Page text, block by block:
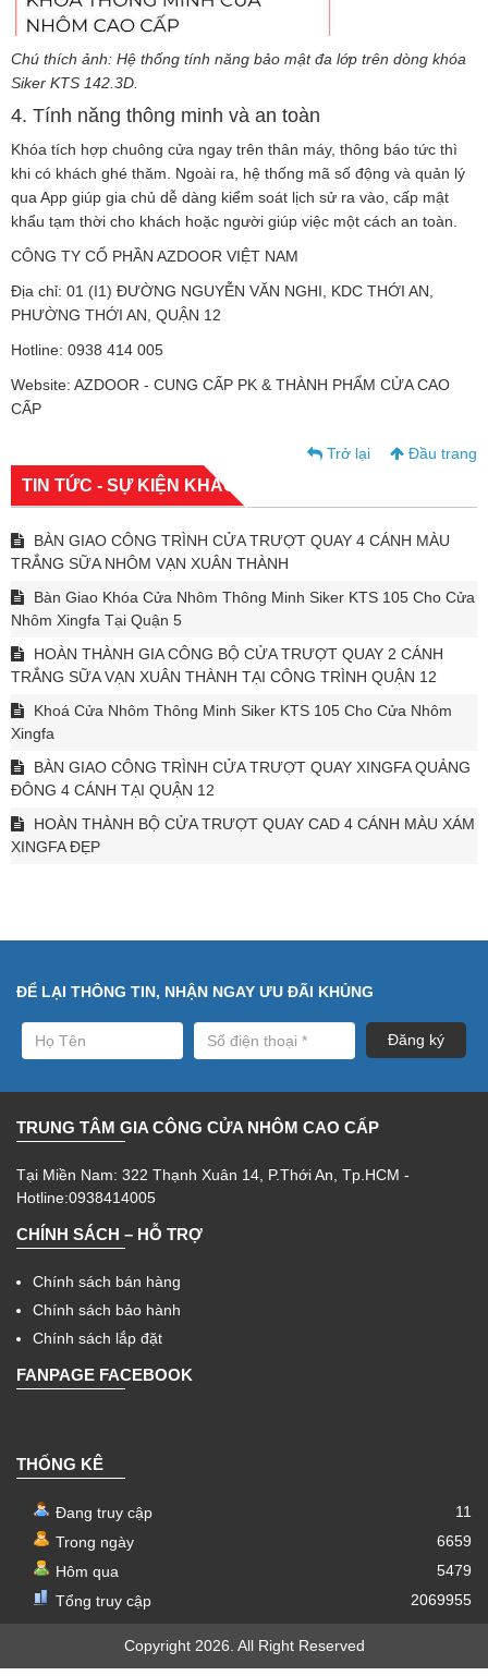
Chú thích ảnh: Hệ thống tính năng bảo mật đa lớp trên dòng khóa
Siker KTS 142.3D.
4. Tính năng thông minh và an toàn
Khóa tích hợp chuông cửa ngay trên thân máy, thông báo tức thì
khi có khách ghé thăm. Ngoài ra, hệ thống mã số động và quản lý
qua App giúp gia chủ dễ dàng kiểm soát lịch sử ra vào, cấp mật
khẩu tạm thời cho khách hoặc người giúp việc một cách an toàn.
CÔNG TY CỔ PHẦN AZDOOR VIỆT NAM
Địa chỉ: 01 (I1) ĐƯỜNG NGUYỄN VĂN NGHI, KDC THỚI AN,
PHƯỜNG THỚI AN, QUẬN 12
Hotline: 0938 414 005
Website: AZDOOR - CUNG CẤP PK & THÀNH PHẨM CỬA CAO
CẤP
Trở lại Đầu trang
TIN TỨC - SỰ KIỆN KHÁC
BÀN GIAO CÔNG TRÌNH CỬA TRƯỢT QUAY 4 CÁNH MÀU
TRẮNG SỮA NHÔM VẠN XUÂN THÀNH
Bàn Giao Khóa Cửa Nhôm Thông Minh Siker KTS 105 Cho Cửa
Nhôm Xingfa Tại Quận 5
HOÀN THÀNH GIA CÔNG BỘ CỬA TRƯỢT QUAY 2 CÁNH
TRẮNG SỮA VẠN XUÂN THÀNH TẠI CÔNG TRÌNH QUẬN 12
Khoá Cửa Nhôm Thông Minh Siker KTS 105 Cho Cửa Nhôm
Xingfa
BÀN GIAO CÔNG TRÌNH CỬA TRƯỢT QUAY XINGFA QUẢNG
ĐÔNG 4 CÁNH TẠI QUẬN 12
HOÀN THÀNH BỘ CỬA TRƯỢT QUAY CAD 4 CÁNH MÀU XÁM
XINGFA ĐẸP
ĐỂ LẠI THÔNG TIN, NHẬN NGAY ƯU ĐÃI KHỦNG
TRUNG TÂM GIA CÔNG CỬA NHÔM CAO CẤP
Tại Miền Nam: 322 Thạnh Xuân 14, P.Thới An, Tp.HCM -
Hotline:0938414005
CHÍNH SÁCH – HỖ TRỢ
Chính sách bán hàng
Chính sách bảo hành
Chính sách lắp đặt
FANPAGE FACEBOOK
THỐNG KÊ
Đang truy cập
11
Trong ngày
6659
Hôm qua
5479
Tổng truy cập
2069955
Copyright 2026. All Right Reserved